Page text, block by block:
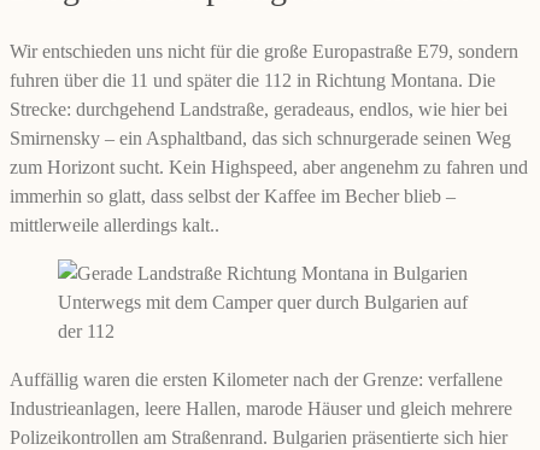
Wir entschieden uns nicht für die große Europastraße E79, sondern
fuhren über die 11 und später die 112 in Richtung Montana. Die
Strecke: durchgehend Landstraße, geradeaus, endlos, wie hier bei
Smirnensky – ein Asphaltband, das sich schnurgerade seinen Weg
zum Horizont sucht. Kein Highspeed, aber angenehm zu fahren und
immerhin so glatt, dass selbst der Kaffee im Becher blieb –
mittlerweile allerdings kalt..
Unterwegs mit dem Camper quer durch Bulgarien auf
der 112
Auffällig waren die ersten Kilometer nach der Grenze: verfallene
Industrieanlagen, leere Hallen, marode Häuser und gleich mehrere
Polizeikontrollen am Straßenrand. Bulgarien präsentierte sich hier